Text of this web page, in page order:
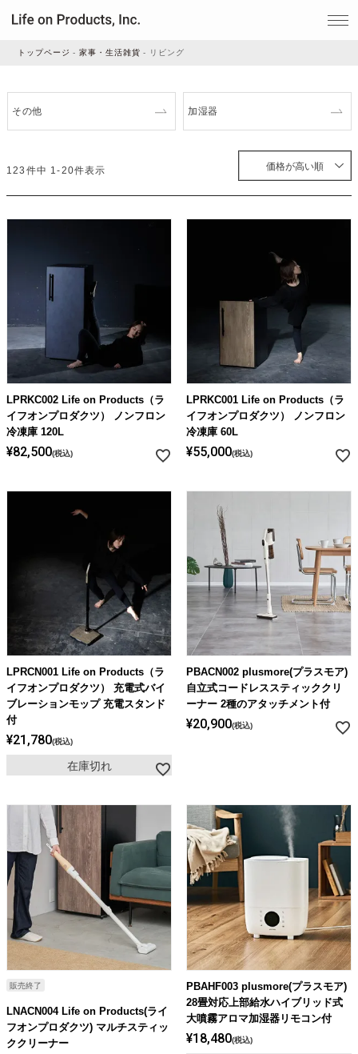
デジタル雑貨
ライト・シーリングファン
アクセサリー・消耗品
トップページ 家事・生活雑貨 リビング
その他 加湿器
価格が高い順
123 件中 1-20件表示
LPRKC002 Life on Products（ラ
イフオンプロダクツ） ノンフロン
冷凍庫 120L
¥82,500 税込
LPRKC001 Life on Products（ラ
イフオンプロダクツ） ノンフロン
冷凍庫 60L
¥55,000 税込
LPRCN001 Life on Products（ラ
イフオンプロダクツ） 充電式バイ
ブレーションモップ 充電スタンド
付
¥21,780 税込
在庫切れ
PBACN002 plusmore(プラスモア)
自立式コードレススティッククリ
ーナー 2種のアタッチメント付
¥20,900 税込
販売終了
LNACN004 Life on Products(ライ
フオンプロダクツ) マルチスティッ
ククリーナー
PBAHF003 plusmore(プラスモア)
28畳対応上部給水ハイブリッド式
大噴霧アロマ加湿器リモコン付
¥18,480 税込